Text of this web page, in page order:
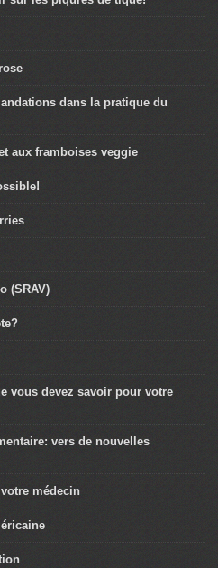
dans la pratique du
aux framboises veggie
(SRAV)
vous devez savoir pour votre
vers de nouvelles
médecin